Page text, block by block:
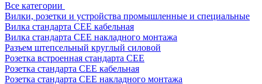
Все категории
Вилки, розетки и устройства промышленные и специальные
Вилка стандарта CEE кабельная
Вилка стандарта CEE накладного монтажа
Разъем штепсельный круглый силовой
Розетка встроенная стандарта CEE
Розетка стандарта СЕЕ кабельная
Розетка стандарта СЕЕ накладного монтажа